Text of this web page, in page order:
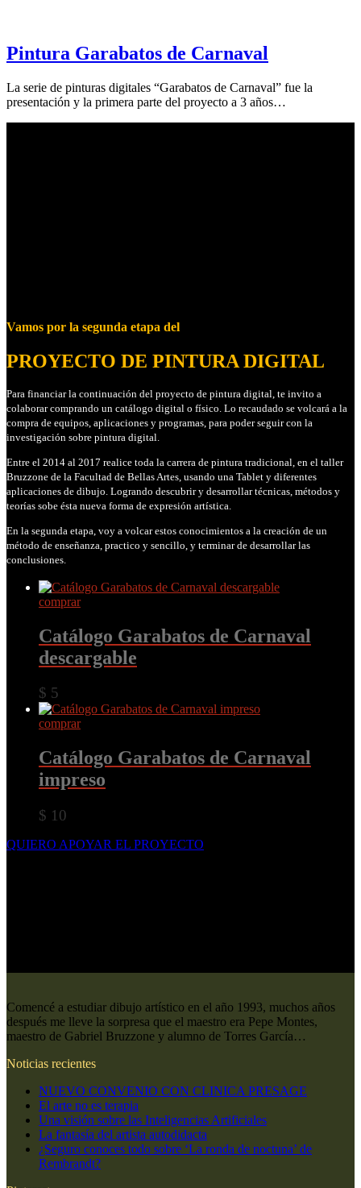
Pintura Garabatos de Carnaval
La serie de pinturas digitales “Garabatos de Carnaval” fue la
presentación y la primera parte del proyecto a 3 años…
Vamos por la segunda etapa del
PROYECTO DE PINTURA DIGITAL
Para financiar la continuación del proyecto de pintura digital, te invito a
colaborar comprando un catálogo digital o físico. Lo recaudado se volcará a la
compra de equipos, aplicaciones y programas, para poder seguir con la
investigación sobre pintura digital.
Entre el 2014 al 2017 realice toda la carrera de pintura tradicional, en el taller
Bruzzone de la Facultad de Bellas Artes, usando una Tablet y diferentes
aplicaciones de dibujo. Logrando descubrir y desarrollar técnicas, métodos y
teorías sobe ésta nueva forma de expresión artística.
En la segunda etapa, voy a volcar estos conocimientos a la creación de un
método de enseñanza, practico y sencillo, y terminar de desarrollar las
conclusiones.
comprar
Catálogo Garabatos de Carnaval
descargable
$ 5
comprar
Catálogo Garabatos de Carnaval
impreso
$ 10
QUIERO APOYAR EL PROYECTO
Comencé a estudiar dibujo artístico en el año 1993, muchos años
después me lleve la sorpresa que el maestro era Pepe Montes,
maestro de Gabriel Bruzzone y alumno de Torres García…
Noticias recientes
NUEVO CONVENIO CON CLINICA PRESAGE
El arte no es terapia
Una visión sobre las Inteligencias Artificiales
La fantasía del artista autodidacta
¿Seguro conoces todo sobre ‘La ronda de noctuna’ de
Rembrandt?